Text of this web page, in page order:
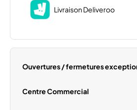
Livraison Deliveroo
Ouvertures / fermetures
Centre Commercial